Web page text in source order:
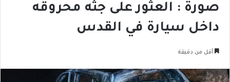
صورة : العثور على جثه محروقه
داخل سيارة في القدس
أقل من دقيقة